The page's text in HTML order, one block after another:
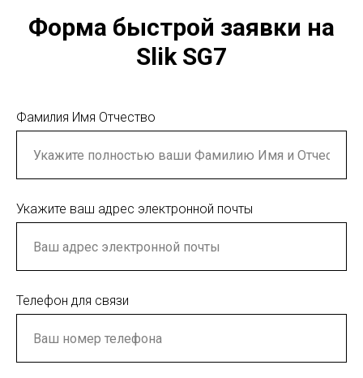
Форма быстрой заявки на
Slik SG7
Фамилия Имя Отчество
Укажите ваш адрес электронной почты
Телефон для связи